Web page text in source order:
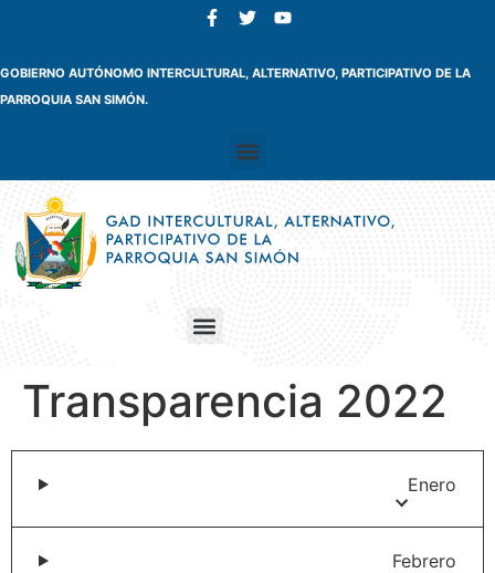
GOBIERNO AUTÓNOMO INTERCULTURAL, ALTERNATIVO, PARTICIPATIVO DE LA
PARROQUIA SAN SIMÓN.
Transparencia 2022
Enero
Febrero